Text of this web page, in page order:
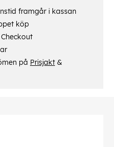
framgår i kassan
köp
på Prisjakt &